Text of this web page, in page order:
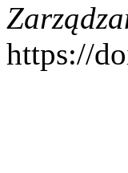
https://